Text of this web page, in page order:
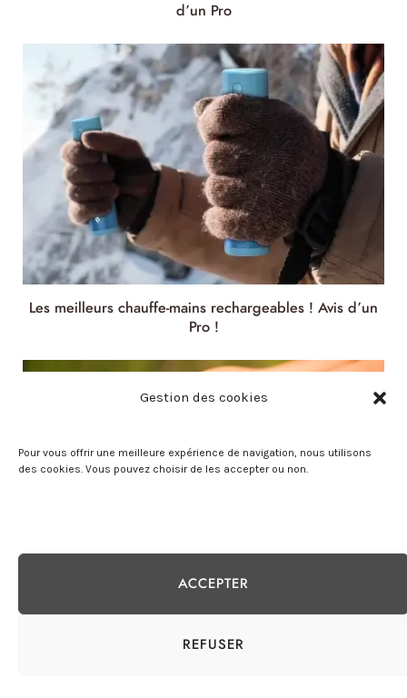
Gestion des cookies
Pour vous offrir une meilleure expérience de navigation, nous utilisons
des cookies. Vous pouvez choisir de les accepter ou non.
ACCEPTER
REFUSER
d’un Pro
Les meilleurs chauffe-mains rechargeables ! Avis d’un
Pro !
d’un Pro !